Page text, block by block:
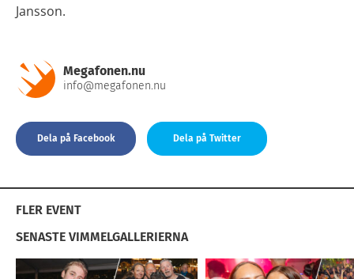
Jansson.
Megafonen.nu
info@megafonen.nu
Dela på Facebook Dela på Twitter
FLER EVENT
SENASTE VIMMELGALLERIERNA